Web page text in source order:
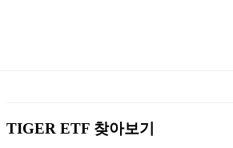
에
TIGER ETF 찾아보기